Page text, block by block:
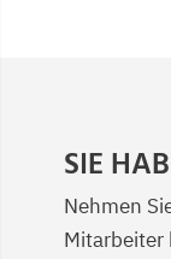
SIE
Nehmen
Mitarbeiter